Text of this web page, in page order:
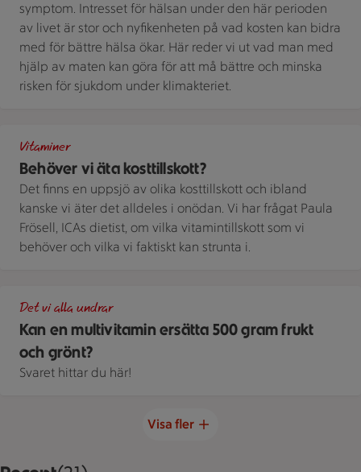
symptom. Intresset för hälsan under den här perioden
av livet är stor och nyfikenheten på vad kosten kan bidra
med för bättre hälsa ökar. Här reder vi ut vad man med
hjälp av maten kan göra för att må bättre och minska
risken för sjukdom under klimakteriet.
Behöver vi äta kosttillskott?
Vitaminer
Det finns en uppsjö av olika kosttillskott och ibland
kanske vi äter det alldeles i onödan. Vi har frågat Paula
Frösell, ICAs dietist, om vilka vitamintillskott som vi
behöver och vilka vi faktiskt kan strunta i.
Kan en multivitamin ersätta 500 gram frukt
och grönt?
Det vi alla undrar
Svaret hittar du här!
Visa fler